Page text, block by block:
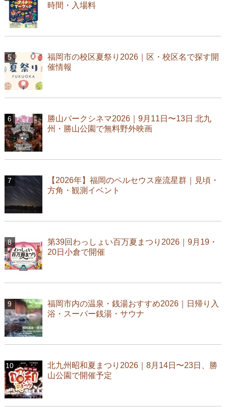
時間・入場料
福岡市の校区夏祭り2026｜区・校区名で探す開
催情報
勝山パークシネマ2026｜9月11日〜13日 北九
州・勝山公園で無料野外映画
【2026年】福岡のペルセウス座流星群｜見頃・
方角・観測イベント
第39回わっしょい百万夏まつり2026｜9月19・
20日小倉で開催
福岡市内の温泉・銭湯おすすめ2026｜日帰り入
浴・スーパー銭湯・サウナ
北九州昭和夏まつり2026｜8月14日〜23日、勝
山公園で開催予定